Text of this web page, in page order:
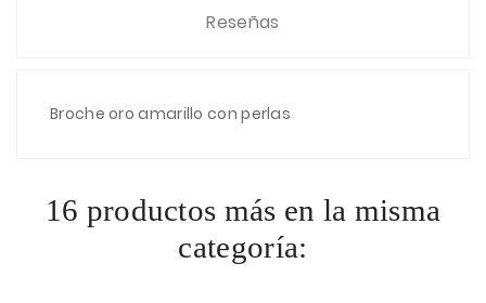
Reseñas
Broche oro amarillo con perlas
16 productos más en la misma
categoría: